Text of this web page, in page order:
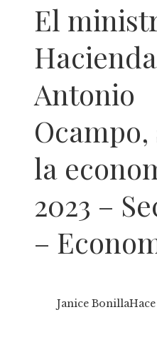
El
Antonio
Ocampo,
la
2023 –
–
Janice Bonilla